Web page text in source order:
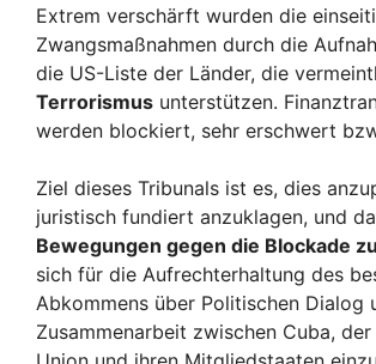
Extrem verschärft wurden die
Zwangsmaßnahmen durch die
die US-Liste der Länder, die
Terrorismus unterstützen.
werden blockiert, sehr erschwert
Ziel dieses Tribunals ist es, dies
juristisch fundiert anzuklagen, und
Bewegun­gen gegen die Blockade
sich für die Aufrechterhaltung des
Abkommens über Politischen Dialog
Zusammenarbeit zwischen Cuba,